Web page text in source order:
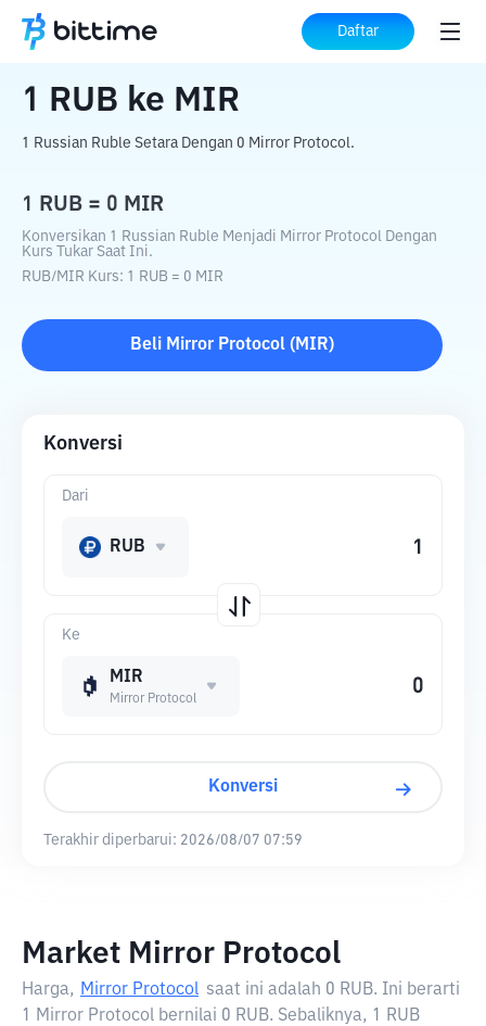
Daftar
Beranda Konverter Kripto ke MIR
1 RUB ke MIR
1 Russian Ruble Setara Dengan 0 Mirror Protocol.
1 RUB = 0 MIR
Konversikan 1 Russian Ruble Menjadi Mirror Protocol Dengan
Kurs Tukar Saat Ini.
RUB/MIR Kurs: 1 RUB = 0 MIR
Beli Mirror Protocol ( MIR)
Konversi
Ke
MIR
Mirror Protocol
Dari
RUB
Konversi
Terakhir diperbarui: 2026/08/07 07:59
Market Mirror Protocol
Harga, Mirror Protocol saat ini adalah 0 RUB. Ini berarti
1 Mirror Protocol bernilai 0 RUB. Sebaliknya, 1 RUB